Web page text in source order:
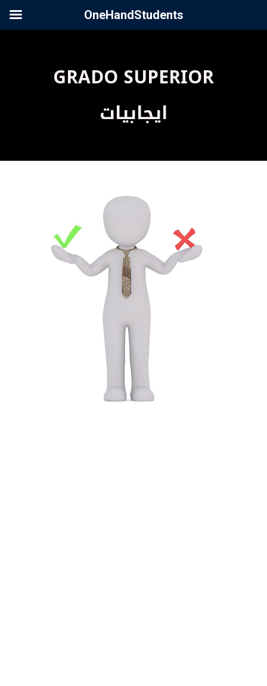
GRADO SUPERIOR
ايجابيات
OneHandStudents